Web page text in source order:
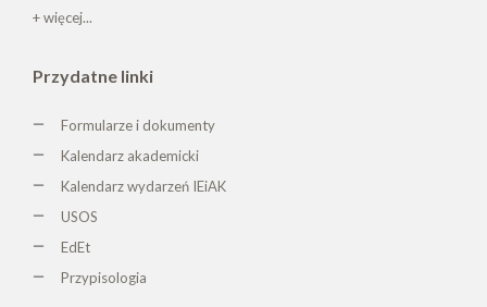
+ więcej...
Przydatne linki
Formularze i dokumenty
Kalendarz akademicki
Kalendarz wydarzeń IEiAK
USOS
EdEt
Przypisologia